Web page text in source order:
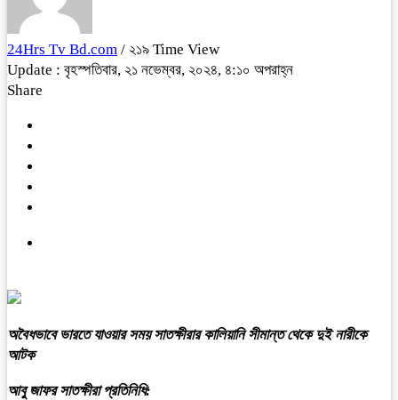
24Hrs Tv Bd.com / ২১৯ Time View
Update : বৃহস্পতিবার, ২১ নভেম্বর, ২০২৪, ৪:১০ অপরাহ্ন
Share
অবৈধভাবে ভারতে যাওয়ার সময় সাতক্ষীরার কালিয়ানি সীমান্ত থেকে দুই নারীকে
আটক
আবু জাফর সাতক্ষীরা প্রতিনিধি: